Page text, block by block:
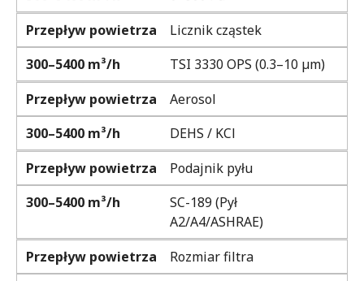
Przepływ powietrza
Licznik cząstek
300–5400 m³/h
TSI 3330 OPS (0.3–10 µm)
Przepływ powietrza
Aerosol
300–5400 m³/h
DEHS / KCl
Przepływ powietrza
Podajnik pyłu
300–5400 m³/h
SC-189 (Pył
A2/A4/ASHRAE)
Przepływ powietrza
Rozmiar filtra